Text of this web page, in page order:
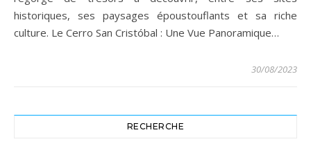
historiques, ses paysages époustouflants et sa riche
culture. Le Cerro San Cristóbal : Une Vue Panoramique…
30/08/2023
RECHERCHE